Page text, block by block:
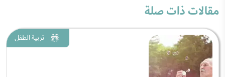
مقالات ذات صلة
تربية الطفل